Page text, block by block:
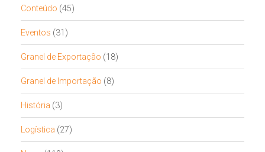
Conteúdo (45)
Eventos (31)
Granel de Exportação (18)
Granel de Importação (8)
História (3)
Logística (27)